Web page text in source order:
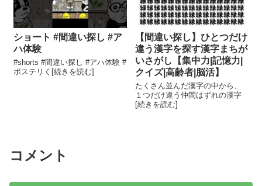
ショート #間違い探し #ア
ハ体験
#shorts #間違い探し #アハ体験 #
ボステリく[続きを読む]
【間違い探し】ひとつだけ
違う漢字を探す漢字まちが
いさがし【集中力|記憶力|
クイズ|高齢者|脳活】
たくさん並んだ漢字の中から、
１つだけ違う仲間はずれの漢字
[続きを読む]
コメント